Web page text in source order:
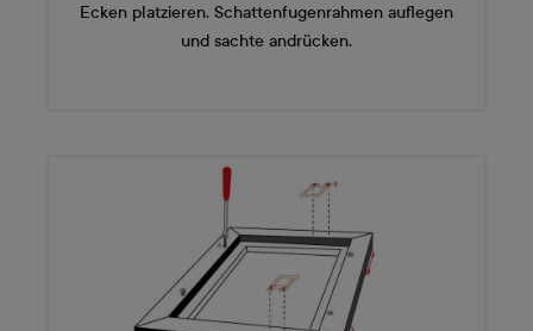
Ecken platzieren. Schattenfugenrahmen auflegen
und sachte andrücken.